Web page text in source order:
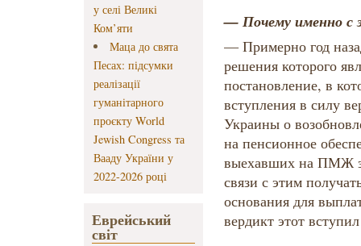
у селі Великі
Ком’яти
Маца до свята
Песах: підсумки
реалізації
гуманітарного
проєкту World
Jewish Congress та
Вааду України у
2022-2026 році
Еврейський
світ
— Почему именно с
— Примерно год
решения которого
постановление, в
вступления в силу
Украины о
на пенсионное
выехавших на ПМЖ
связи с этим
основания для
вердикт этот